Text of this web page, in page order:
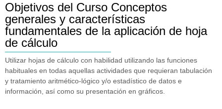
Objetivos del Curso Conceptos
generales y características
fundamentales de la aplicación de hoja
de cálculo
Utilizar hojas de cálculo con habilidad utilizando las funciones
habituales en todas aquellas actividades que requieran tabulación
y tratamiento aritmético-lógico y/o estadístico de datos e
información, así como su presentación en gráficos.